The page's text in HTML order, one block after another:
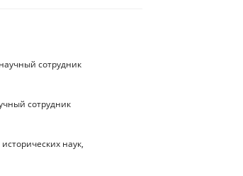
сотрудник
сотрудник
наук,